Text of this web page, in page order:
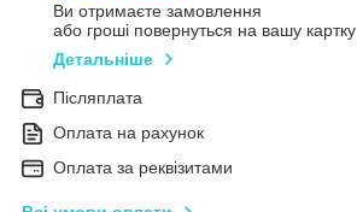
Ви отримаєте замовлення
або гроші повернуться на вашу картку
Детальніше
Післяплата
Оплата на рахунок
Оплата за реквізитами